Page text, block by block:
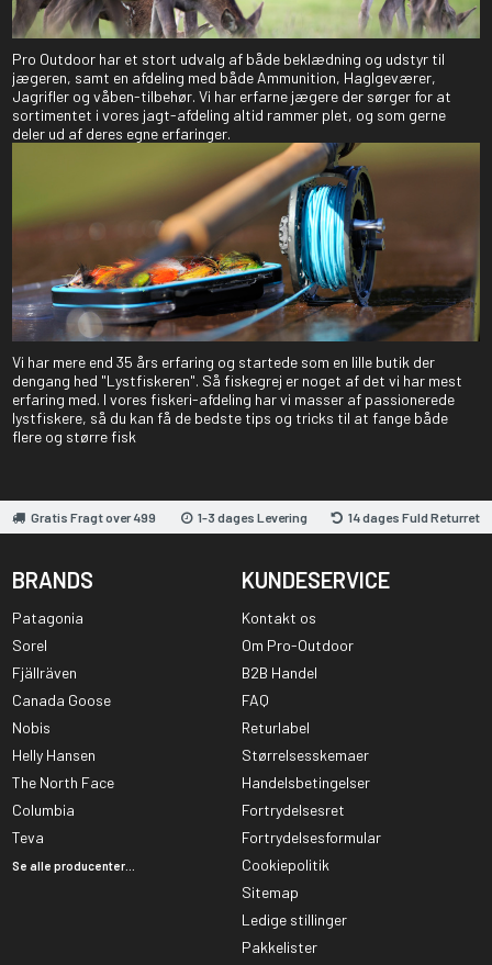
Pro Outdoor har et stort udvalg af både beklædning og udstyr til
jægeren, samt en afdeling med både Ammunition, Haglgeværer,
Jagrifler og våben-tilbehør. Vi har erfarne jægere der sørger for at
sortimentet i vores jagt-afdeling altid rammer plet, og som gerne
deler ud af deres egne erfaringer.
Vi har mere end 35 års erfaring og startede som en lille butik der
dengang hed "Lystfiskeren". Så fiskegrej er noget af det vi har mest
erfaring med. I vores fiskeri-afdeling har vi masser af passionerede
lystfiskere, så du kan få de bedste tips og tricks til at fange både
flere og større fisk
Gratis Fragt over 499 1-3 dages Levering 14 dages Fuld Returret
BRANDS
Patagonia
Sorel
Fjällräven
Canada Goose
Nobis
Helly Hansen
The North Face
Columbia
Teva
Se alle producenter...
KUNDESERVICE
Kontakt os
Om Pro-Outdoor
B2B Handel
FAQ
Returlabel
Størrelsesskemaer
Handelsbetingelser
Fortrydelsesret
Fortrydelsesformular
Cookiepolitik
Sitemap
Ledige stillinger
Pakkelister